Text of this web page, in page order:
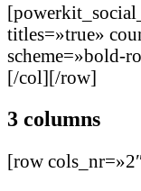
titles=»true»
scheme=»bold-
[/col][/row]
3 columns
[row